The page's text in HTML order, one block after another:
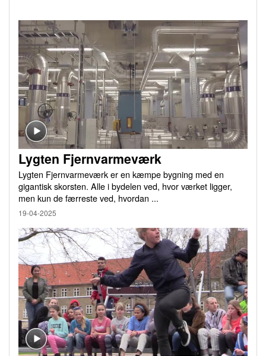
Lygten Fjernvarmeværk
Lygten Fjernvarmeværk er en kæmpe bygning med en
gigantisk skorsten. Alle i bydelen ved, hvor værket ligger,
men kun de færreste ved, hvordan ...
19-04-2025